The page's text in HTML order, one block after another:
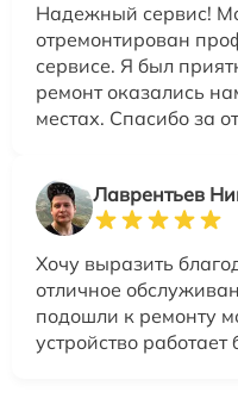
Надежный сервис!
отремонтирован
сервисе. Я был
ремонт оказались
местах. Спасибо за
Лаврентьев
Хочу выразить
отличное
подошли к ремонту
устройство работает